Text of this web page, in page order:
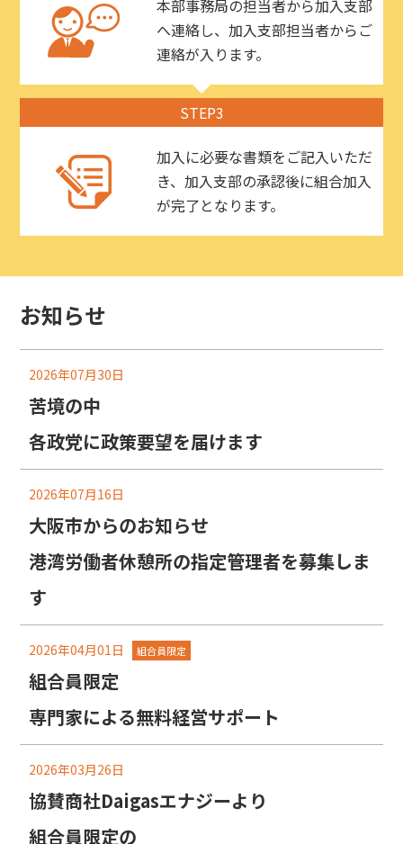
本部事務局の担当者から加入支部
へ連絡し、加入支部担当者からご
連絡が入ります。
STEP3
加入に必要な書類をご記入いただ
き、加入支部の承認後に組合加入
が完了となります。
お知らせ
2026年07月30日
苦境の中
各政党に政策要望を届けます
2026年07月16日
大阪市からのお知らせ
港湾労働者休憩所の指定管理者を募集しま
す
2026年04月01日 組合員限定
組合員限定
専門家による無料経営サポート
2026年03月26日
協賛商社Daigasエナジーより
組合員限定の